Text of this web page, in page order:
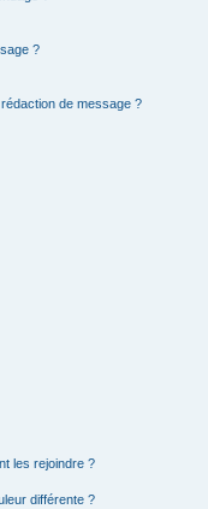
?
de message ?
les rejoindre ?
différente ?